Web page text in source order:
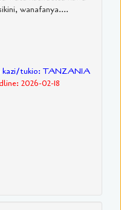
wanafanya....
kazi/tukio: TANZANIA
2026-02-18